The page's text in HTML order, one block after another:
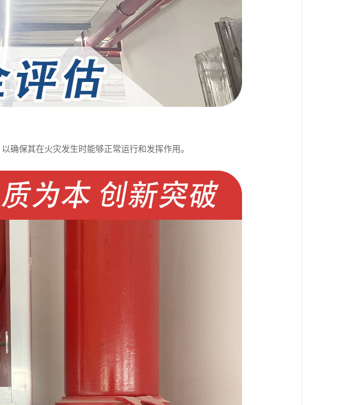
确保其在火灾发生时能够正常运行和发挥作用。